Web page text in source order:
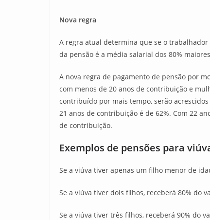
Nova regra
A regra atual determina que se o trabalhador
da pensão é a média salarial dos 80%
A nova regra de pagamento de pensão por
com menos de 20 anos de contribuição e
contribuído por mais tempo, serão
21 anos de contribuição é de 62%. Com 22
de contribuição.
Exemplos de pensões para
Se a viúva tiver apenas um filho menor de
Se a viúva tiver dois filhos, receberá 80% do
Se a viúva tiver três filhos, receberá 90% do